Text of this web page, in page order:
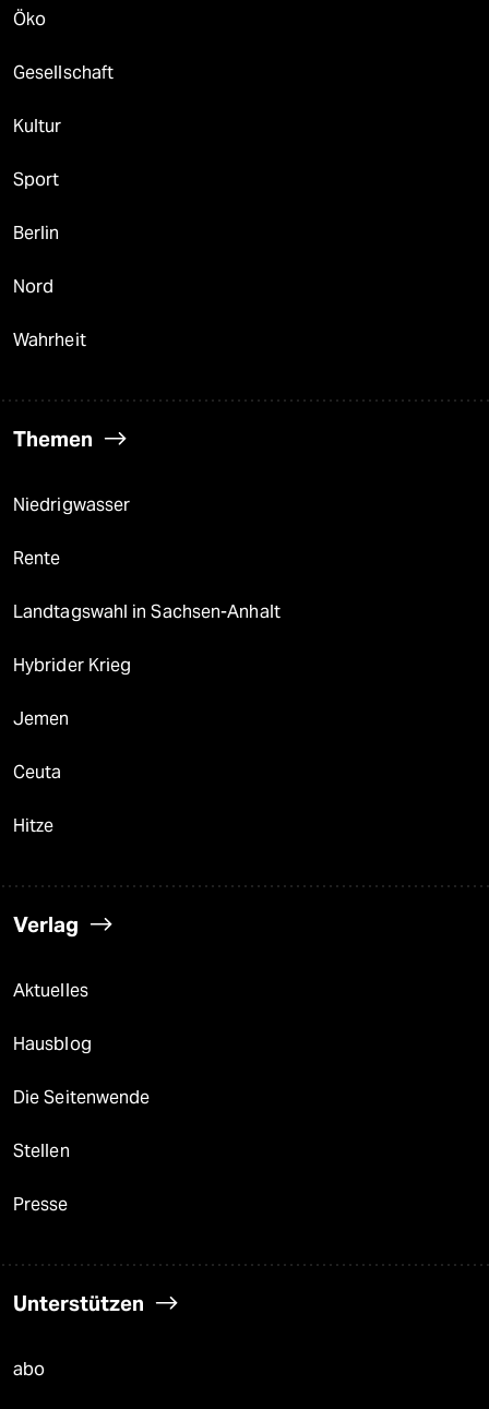
Öko
Gesellschaft
Kultur
Sport
Berlin
Nord
Wahrheit
Themen
Niedrigwasser
Rente
Landtagswahl in Sachsen-Anhalt
Hybrider Krieg
Jemen
Ceuta
Hitze
Verlag
Aktuelles
Hausblog
Die Seitenwende
Stellen
Presse
Unterstützen
abo